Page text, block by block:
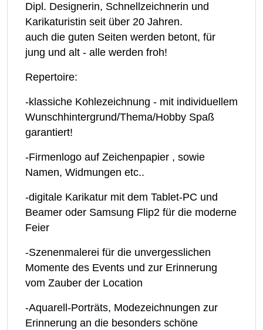
Dipl. Designerin, Schnellzeichnerin und
Karikaturistin seit über 20 Jahren.
auch die guten Seiten werden betont, für
jung und alt - alle werden froh!
Repertoire:
-klassiche Kohlezeichnung - mit individuellem
Wunschhintergrund/Thema/Hobby Spaß
garantiert!
-Firmenlogo auf Zeichenpapier , sowie
Namen, Widmungen etc..
-digitale Karikatur mit dem Tablet-PC und
Beamer oder Samsung Flip2 für die moderne
Feier
-Szenenmalerei für die unvergesslichen
Momente des Events und zur Erinnerung
vom Zauber der Location
-Aquarell-Porträts, Modezeichnungen zur
Erinnerung an die besonders schöne